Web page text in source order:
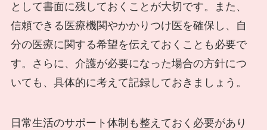
として書面に残しておくことが大切です。また、
信頼できる医療機関やかかりつけ医を確保し、自
分の医療に関する希望を伝えておくことも必要で
す。さらに、介護が必要になった場合の方針につ
いても、具体的に考えて記録しておきましょう。
日常生活のサポート体制も整えておく必要があり